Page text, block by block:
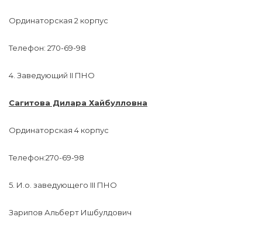
Ординаторская 2 корпус
Телефон: 270-69-98
4. Заведующий II ПНО
Сагитова Дилара Хайбулловна
Ординаторская 4 корпус
Телефон:270-69-98
5. И.о. заведующего III ПНО
Зарипов Альберт Ишбулдович